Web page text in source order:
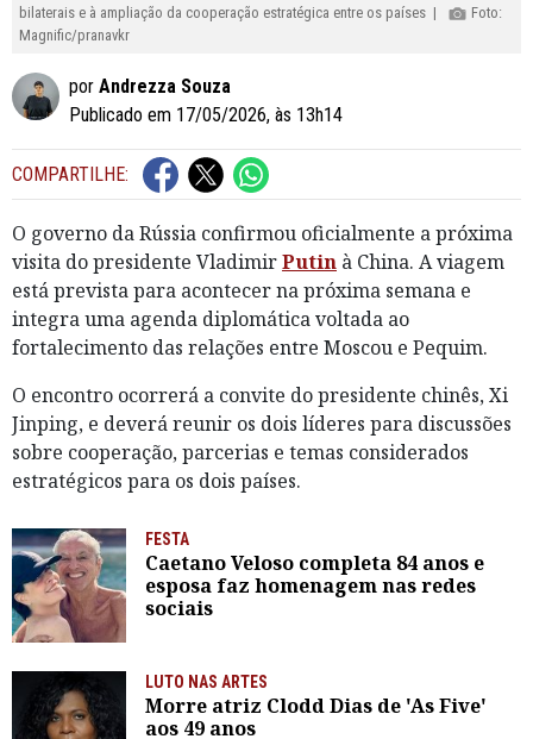
bilaterais e à ampliação da cooperação estratégica entre os países |
Foto:
Magnific/pranavkr
por Andrezza Souza
Publicado em 17/05/2026, às 13h14
COMPARTILHE:
O governo da Rússia confirmou oficialmente a próxima
visita do presidente VladimirPutin à China. A viagem
está prevista para acontecer na próxima semana e
integra uma agenda diplomática voltada ao
fortalecimento das relações entre Moscou e Pequim.
O encontro ocorrerá a convite do presidente chinês, Xi
Jinping, e deverá reunir os dois líderes para discussões
sobre cooperação, parcerias e temas considerados
estratégicos para os dois países.
FESTA
Caetano Veloso completa 84 anos e
esposa faz homenagem nas redes
sociais
LUTO NAS ARTES
Morre atriz Clodd Dias de 'As Five'
aos 49 anos